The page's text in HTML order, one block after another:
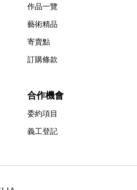
作品一覽
藝術精品
寄賣點
訂購條款
合作機會
委約項目
義工登記